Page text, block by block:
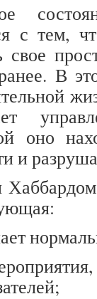
с тем,
В
оно
и